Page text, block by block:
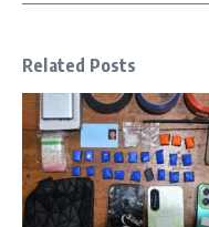
Related Posts